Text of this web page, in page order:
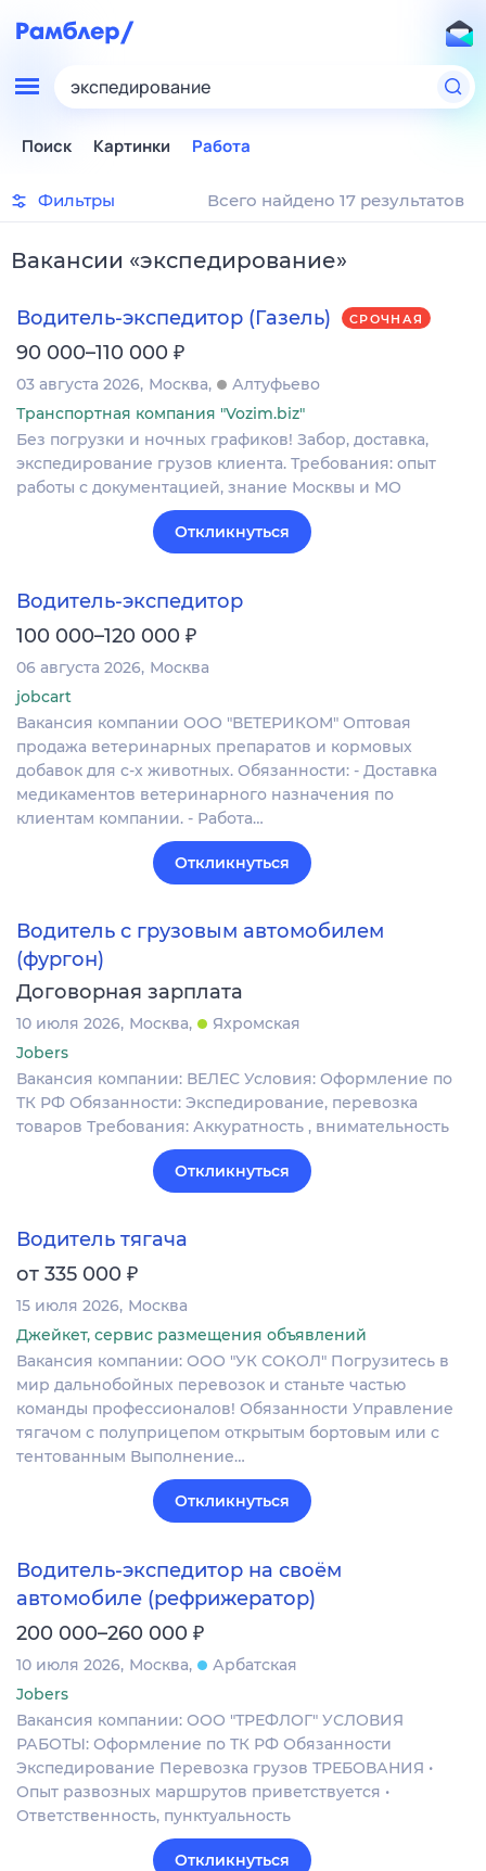
экспедирование
Поиск Картинки Работа
Фильтры Всего найдено 17 результатов
Вакансии «экспедирование»
Водитель-экспедитор (Газель) СРОЧНАЯ
90 000–110 000 ₽
03 августа 2026 Москва
Алтуфьево
Транспортная компания "Vozim.biz"
Без погрузки и ночных графиков! Забор, доставка,
экспедирование грузов клиента. Требования: опыт
работы с документацией, знание Москвы и МО
Откликнуться
Водитель-экспедитор
100 000–120 000 ₽
06 августа 2026 Москва
jobcart
Вакансия компании ООО "ВЕТЕРИКОМ" Оптовая
продажа ветеринарных препаратов и кормовых
добавок для с-х животных. Обязанности: - Доставка
медикаментов ветеринарного назначения по
клиентам компании. - Работа…
Откликнуться
Водитель с грузовым автомобилем
(фургон)
Договорная зарплата
10 июля 2026 Москва
Яхромская
Jobers
Вакансия компании: ВЕЛЕС Условия: Оформление по
ТК РФ Обязанности: Экспедирование, перевозка
товаров Требования: Аккуратность , внимательность
Откликнуться
Водитель тягача
от 335 000 ₽
15 июля 2026 Москва
Джейкет, сервис размещения объявлений
Вакансия компании: ООО "УК СОКОЛ" Погрузитесь в
мир дальнобойных перевозок и станьте частью
команды профессионалов! Обязанности Управление
тягачом с полуприцепом открытым бортовым или с
тентованным Выполнение…
Откликнуться
Водитель-экспедитор на своём
автомобиле (рефрижератор)
200 000–260 000 ₽
10 июля 2026 Москва
Арбатская
Jobers
Вакансия компании: ООО "ТРЕФЛОГ" УСЛОВИЯ
РАБОТЫ: Оформление по ТК РФ Обязанности
Экспедирование Перевозка грузов ТРЕБОВАНИЯ •
Опыт развозных маршрутов приветствуется •
Ответственность, пунктуальность
Откликнуться